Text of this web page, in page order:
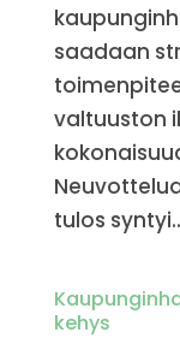
saadaan
valtuuston
tulos
kehys